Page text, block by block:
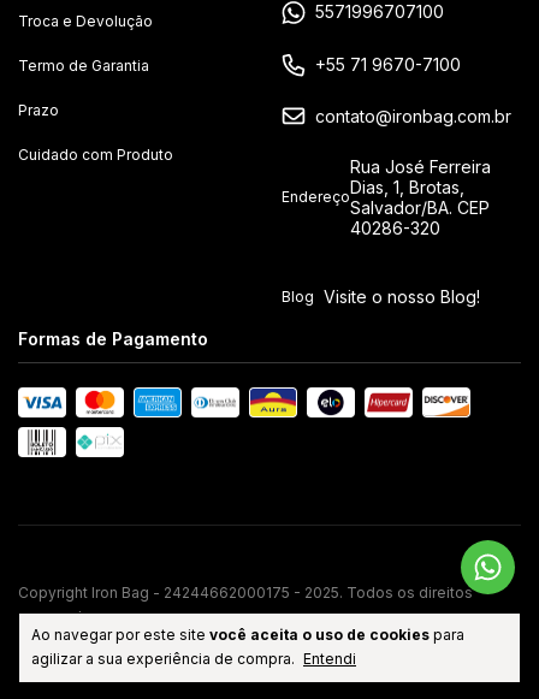
Ao navegar por este site você aceita o uso de cookies para
agilizar a sua experiência de compra. Entendi
Troca e Devolução
Termo de Garantia
Prazo
Cuidado com Produto
5571996707100
+55 71 9670-7100
contato@ironbag.com.br
Endereço
Rua José Ferreira
Dias, 1, Brotas,
Salvador/BA. CEP
40286-320
Blog Visite o nosso Blog!
Formas de Pagamento
Copyright Iron Bag - 24244662000175 - 2025. Todos os direitos
reservados.
TECNOLOGIA DE E-COMMERCE NUVEMSHOP NEXT